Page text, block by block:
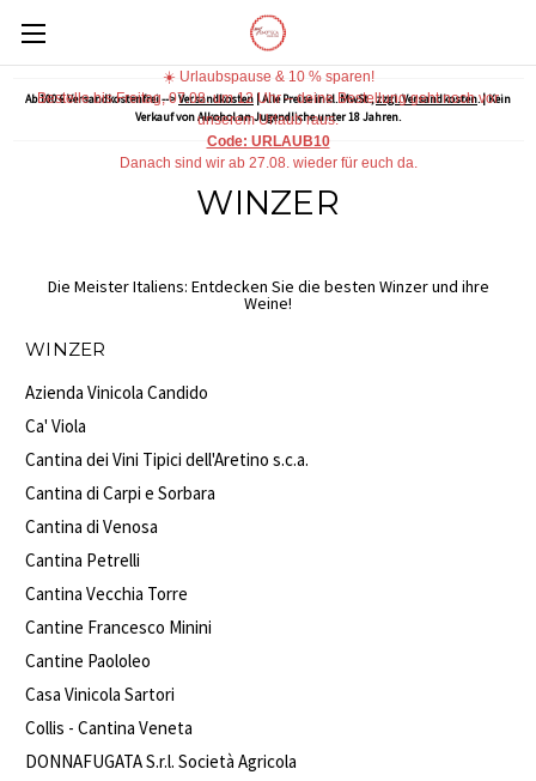
☀️ Urlaubspause & 10 % sparen!
Bestelle bis Freitag, 07.08. um 12 Uhr – deine Bestellung geht noch vor
unserem Urlaub raus.
Code: URLAUB10
Danach sind wir ab 27.08. wieder für euch da.
Ab 100 € Versandkostenfrei -->Versandkosten | Alle Preise inkl. MwSt.,zzgl. Versandkosten. | Kein
Verkauf von Alkohol an Jugendliche unter 18 Jahren.
WINZER
Die Meister Italiens: Entdecken Sie die besten Winzer und ihre
Weine!
WINZER
Azienda Vinicola Candido
Ca' Viola
Cantina dei Vini Tipici dell'Aretino s.c.a.
Cantina di Carpi e Sorbara
Cantina di Venosa
Cantina Petrelli
Cantina Vecchia Torre
Cantine Francesco Minini
Cantine Paololeo
Casa Vinicola Sartori
Collis - Cantina Veneta
DONNAFUGATA S.r.l. Società Agricola